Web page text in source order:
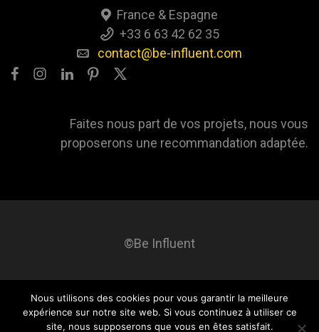
France & Espagne
+33 6 63 42 62 35
contact@be-influent.com
Faites nous part de vos projets, nous vous
proposerons une recommandation adaptée.
©Be Influent
Be influent A propos Blog Contact Mentions légales
Nous utilisons des cookies pour vous garantir la meilleure
expérience sur notre site web. Si vous continuez à utiliser ce
site, nous supposerons que vous en êtes satisfait.